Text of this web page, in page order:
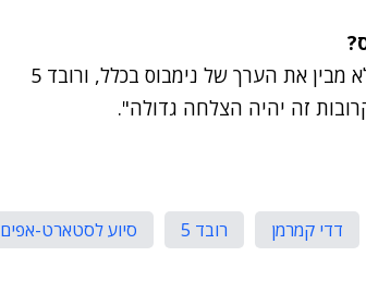
"הרכבת יצאה מהתחנה ואין משרד או גוף ממשלתי-ציבורי שלא מבין את הערך של נימבוס בכלל, ורובד 5
זה יהיה הצלחה גדולה".
דדי קמרמן רובד 5
סיוע לסטארט-אפים